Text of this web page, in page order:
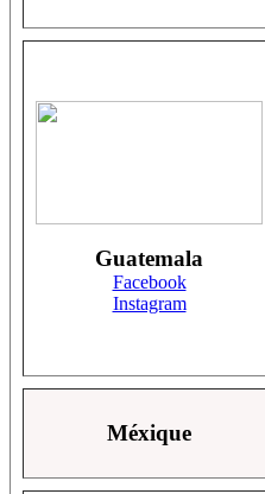
Guatemala
Facebook
Instagram
Méxique